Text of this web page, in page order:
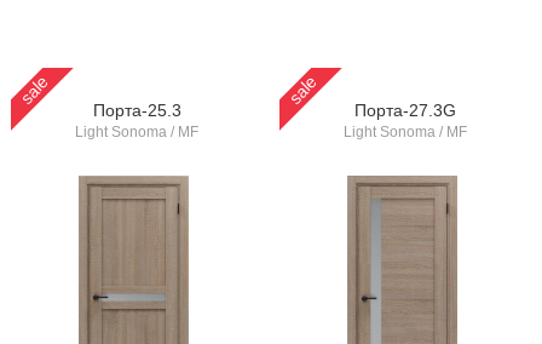
sale
Порта-25.3
Light Sonoma / MF
sale
Порта-27.3G
Light Sonoma / MF